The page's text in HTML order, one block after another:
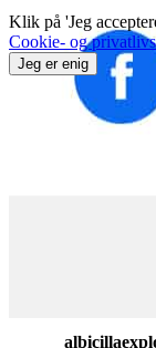
Klik på 'Jeg
Cookie- og
Jeg er enig